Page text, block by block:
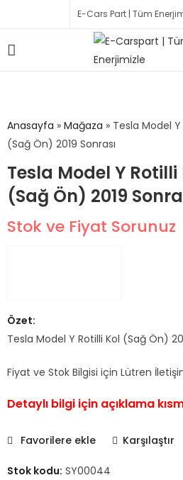
E-Cars Part | Tüm
Anasayfa » Mağaza » Tesla Model Y
(Sağ Ön) 2019 Sonrası
Tesla Model Y Rotilli
(Sağ Ön) 2019
Stok ve Fiyat Sorunuz
Özet:
Tesla Model Y Rotilli Kol (Sağ Ön)
Fiyat ve Stok Bilgisi için Lütren
Detaylı bilgi için açıklama
Favorilere ekle Karşılaştır
Stok kodu: SY00044